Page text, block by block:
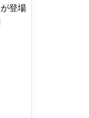
登場